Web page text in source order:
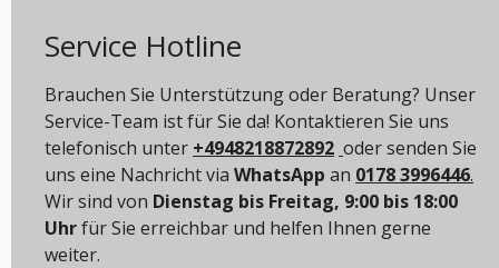
Service Hotline
Brauchen Sie Unterstützung oder Beratung? Unser
Service-Team ist für Sie da! Kontaktieren Sie uns
telefonisch unter +4948218872892 oder senden Sie
uns eine Nachricht via WhatsApp an 0178 3996446.
Wir sind von Dienstag bis Freitag, 9:00 bis 18:00
Uhrfür Sie erreichbar und helfen Ihnen gerne
weiter.